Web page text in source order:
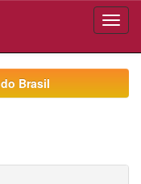
Brasil